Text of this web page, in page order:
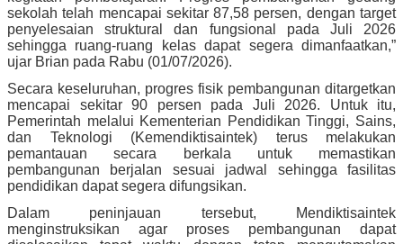
sekolah telah mencapai sekitar 87,58 persen, dengan target
penyelesaian struktural dan fungsional pada Juli 2026
sehingga ruang-ruang kelas dapat segera dimanfaatkan,”
ujar Brian pada Rabu (01/07/2026).
Secara keseluruhan, progres fisik pembangunan ditargetkan
mencapai sekitar 90 persen pada Juli 2026. Untuk itu,
Pemerintah melalui Kementerian Pendidikan Tinggi, Sains,
dan Teknologi (Kemendiktisaintek) terus melakukan
pemantauan secara berkala untuk memastikan
pembangunan berjalan sesuai jadwal sehingga fasilitas
pendidikan dapat segera difungsikan.
Dalam peninjauan tersebut, Mendiktisaintek
menginstruksikan agar proses pembangunan dapat